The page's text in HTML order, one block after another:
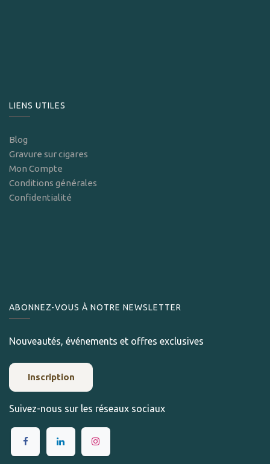
LIENS UTILES
Blog
Gravure sur cigares
Mon Compte
Conditions générales
Confidentialité
ABONNEZ-VOUS À NOTRE NEWSLETTER
Nouveautés, événements et offres exclusives
Inscription
Suivez-nous sur les réseaux sociaux